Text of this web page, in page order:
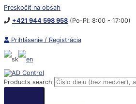
Preskočiť na obsah
+421 944 598 958 (Po-Pi: 8:00 - 17:00)
Prihlásenie / Registrácia
Products search